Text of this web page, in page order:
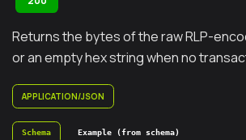
Returns the bytes of the raw RLP-
or an empty hex string when no
APPLICATION/JSON
Schema Example (from schema)